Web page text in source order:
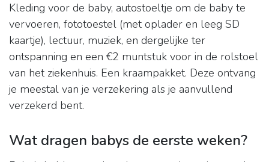
Kleding voor de baby, autostoeltje om de baby te
vervoeren, fototoestel (met oplader en leeg SD
kaartje), lectuur, muziek, en dergelijke ter
ontspanning en een €2 muntstuk voor in de rolstoel
van het ziekenhuis. Een kraampakket. Deze ontvang
je meestal van je verzekering als je aanvullend
verzekerd bent.
Wat dragen babys de eerste weken?